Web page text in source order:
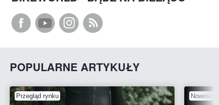
POPULARNE ARTYKUŁY
Przegląd rynku Nowości